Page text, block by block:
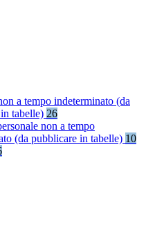
a tempo indeterminato (da
tabelle) 26
non a tempo
(da pubblicare in tabelle) 10